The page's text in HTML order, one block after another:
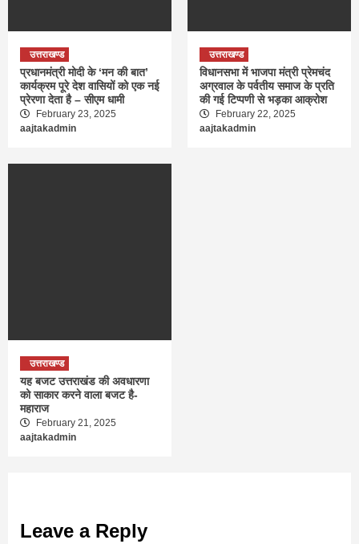
उत्तराखण्ड
प्रधानमंत्री मोदी के ‘मन की बात’
कार्यक्रम पूरे देश वासियों को एक नई
प्रेरणा देता है – सीएम धामी
February 23, 2025
aajtakadmin
उत्तराखण्ड
विधानसभा में भाजपा मंत्री प्रेमचंद
अग्रवाल के पर्वतीय समाज के प्रति
की गई टिप्पणी से भड़का आक्रोश
February 22, 2025
aajtakadmin
उत्तराखण्ड
यह बजट उत्तराखंड की अवधारणा
को साकार करने वाला बजट है-
महाराज
February 21, 2025
aajtakadmin
Leave a Reply